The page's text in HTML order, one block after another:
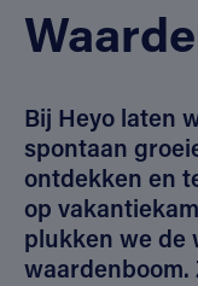
Bij Heyo laten
spontaan
ontdekken en
op
plukken we de
waardenboom.